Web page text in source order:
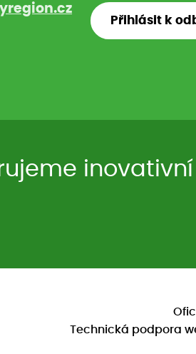
Přihlásit k
inovativní
Technická podpora